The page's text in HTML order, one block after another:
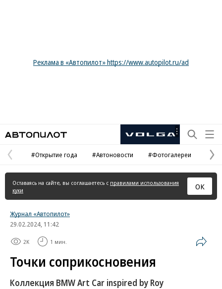
Реклама в «Автопилот» https://www.autopilot.ru/ad
Рекламная
Предыдущая
страница
#Открытие года #Автоновости #Фотогалереи
Оставаясь на сайте, вы соглашаетесь с правилами использования
куки
ОК
Журнал «Автопилот»
29.02.2024, 11:42
2K 1 мин.
Точки соприкосновения
Коллекция BMW Art Car inspired by Roy